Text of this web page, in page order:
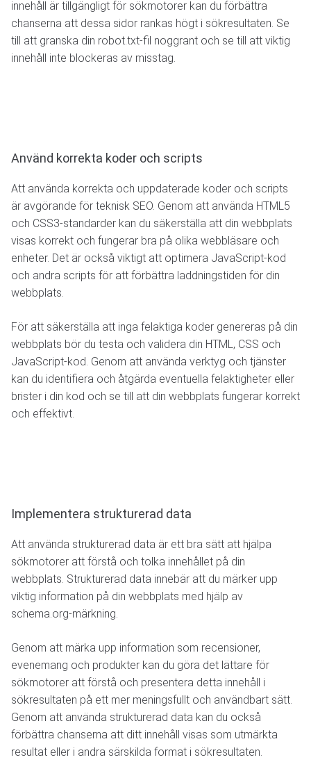
innehåll är tillgängligt för sökmotorer kan du förbättra
chanserna att dessa sidor rankas högt i sökresultaten. Se
till att granska din robot.txt-fil noggrant och se till att viktig
innehåll inte blockeras av misstag.
Använd korrekta koder och scripts
Att använda korrekta och uppdaterade koder och scripts
är avgörande för teknisk SEO. Genom att använda HTML5
och CSS3-standarder kan du säkerställa att din webbplats
visas korrekt och fungerar bra på olika webbläsare och
enheter. Det är också viktigt att optimera JavaScript-kod
och andra scripts för att förbättra laddningstiden för din
webbplats.
För att säkerställa att inga felaktiga koder genereras på din
webbplats bör du testa och validera din HTML, CSS och
JavaScript-kod. Genom att använda verktyg och tjänster
kan du identifiera och åtgärda eventuella felaktigheter eller
brister i din kod och se till att din webbplats fungerar korrekt
och effektivt.
Implementera strukturerad data
Att använda strukturerad data är ett bra sätt att hjälpa
sökmotorer att förstå och tolka innehållet på din
webbplats. Strukturerad data innebär att du märker upp
viktig information på din webbplats med hjälp av
schema.org-märkning.
Genom att märka upp information som recensioner,
evenemang och produkter kan du göra det lättare för
sökmotorer att förstå och presentera detta innehåll i
sökresultaten på ett mer meningsfullt och användbart sätt.
Genom att använda strukturerad data kan du också
förbättra chanserna att ditt innehåll visas som utmärkta
resultat eller i andra särskilda format i sökresultaten.